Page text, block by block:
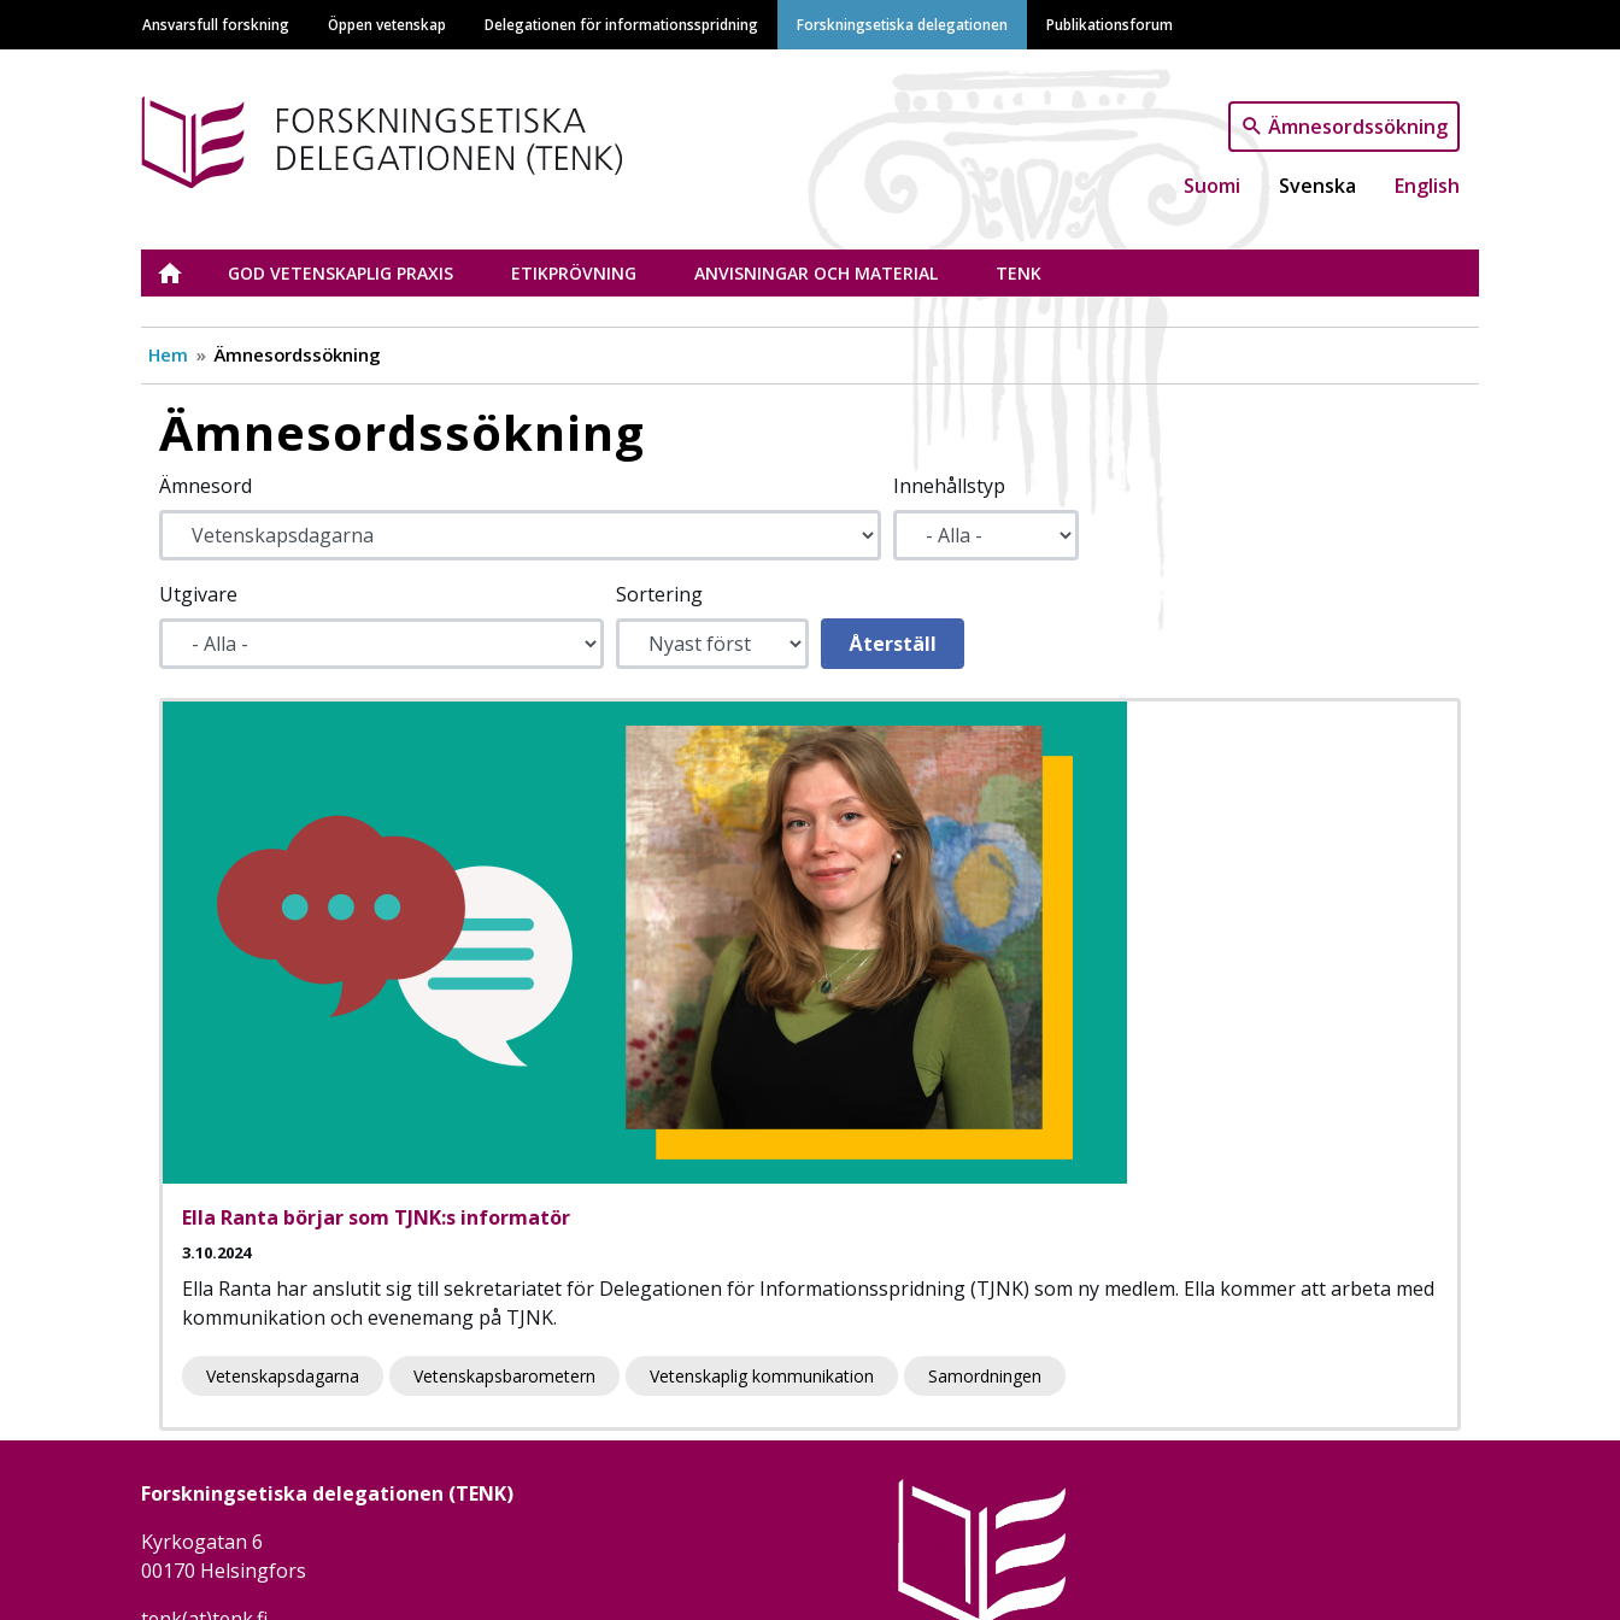
Hoppa
till
Main navigation
Ansvarsfull forskning Öppen vetenskap Delegationen för informationsspridning Forskningsetiska delegationen Publikationsforum
Ämnesordssökning
Suomi Svenska English
Tutkimuseettinen neuvottelukunta
ETUSIVUGOD VETENSKAPLIG PRAXIS ETIKPRÖVNING ANVISNINGAR OCH MATERIAL TENK
Hem Ämnesordssökning
Ämnesordssökning
Ämnesord Innehållstyp
Utgivare Sortering
Ella Ranta börjar som TJNK:s informatör
3.10.2024
Ella Ranta har anslutit sig till sekretariatet för Delegationen för Informationsspridning (TJNK) som ny medlem. Ella kommer att arbeta med
kommunikation och evenemang på TJNK.
Vetenskapsdagarna Vetenskapsbarometern Vetenskaplig kommunikation Samordningen
Forskningsetiska delegationen (TENK)
Kyrkogatan 6
00170 Helsingfors